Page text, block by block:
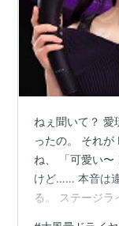
ねぇ聞いて？ 愛
ったの。 それ
ね、 「可愛い
けど…… 本音は
る。 ステージラ